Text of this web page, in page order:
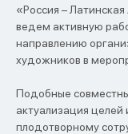
«Россия –
ведем активную
направлению
художников в
Подобные
актуализация
плодотворному